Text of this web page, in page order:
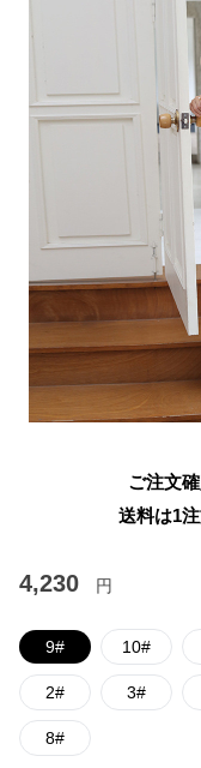
ご注文
送料は1
4,230 円
9# 10#
2# 3#
8#